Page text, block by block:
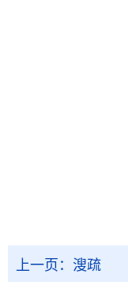
上一页： 溲疏